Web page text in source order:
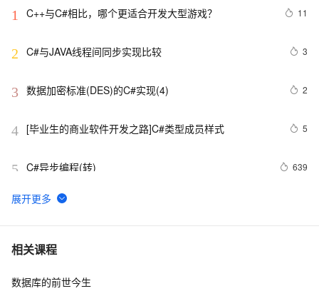
1 C++与C#相比，哪个更适合开发大型游戏？ 11
2 C#与JAVA线程间同步实现比较 3
3 数据加密标准(DES)的C#实现(4) 2
4 [毕业生的商业软件开发之路]C#类型成员样式 5
5 C#异步编程(转) 639
6 Win8Metro(C#)数字图像处理--2.29图像除法运算
7 C#中Abstract和Virtual
8 C# Win32控制台线程计时器代码示例
相关课程
数据库的前世今生